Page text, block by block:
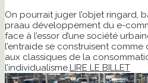
On pourrait juger l’objet ringard,
praau développement du e-
face à l’essor d’une société
l’entraide se construisent
aux classiques de la
l’individualisme. LIRE LE BILLET